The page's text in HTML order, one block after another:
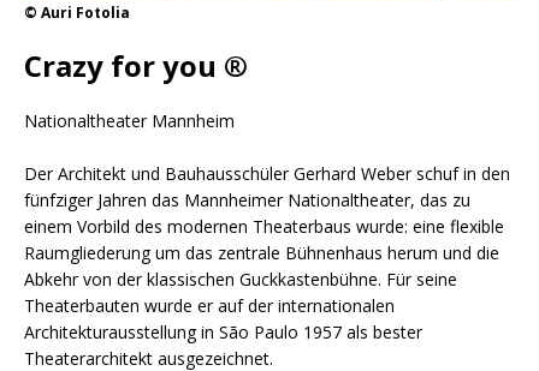
© Auri Fotolia
Crazy for you ®
Nationaltheater Mannheim
Der Architekt und Bauhausschüler Gerhard Weber schuf in den
fünfziger Jahren das Mannheimer Nationaltheater, das zu
einem Vorbild des modernen Theaterbaus wurde: eine flexible
Raumgliederung um das zentrale Bühnenhaus herum und die
Abkehr von der klassischen Guckkastenbühne. Für seine
Theaterbauten wurde er auf der internationalen
Architekturausstellung in São Paulo 1957 als bester
Theaterarchitekt ausgezeichnet.